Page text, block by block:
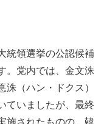
統領選挙の公認候補
。党内では、金文洙
洙（ハン・ドクス）
ていましたが、最終
施されたものの、韓